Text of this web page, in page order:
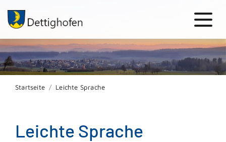
Startseite Leichte Sprache
Leichte Sprache